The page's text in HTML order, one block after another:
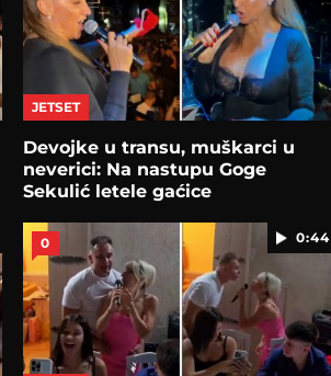
JETSET
Devojke u transu, muškarci u
neverici: Na nastupu Goge
Sekulić letele gaćice
0:44
0